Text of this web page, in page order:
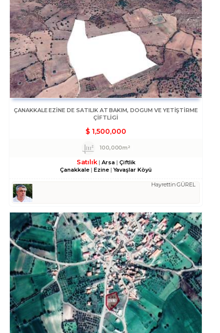
ÇANAKKALE EZINE DE SATILIK AT BAKIM, DOGUM VE YETİŞTİRME
ÇİFTLİGİ
$ 1,500,000
100,000m²
Satılık Arsa
Çiftlik
Çanakkale
Ezine Yavaşlar Köyü
Hayrettin GÜREL